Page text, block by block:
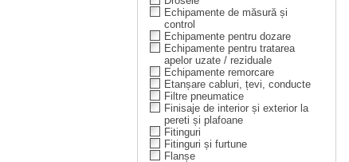
Echipamente de măsură și
control
Echipamente pentru dozare
Echipamente pentru tratarea
apelor uzate / reziduale
Echipamente remorcare
Etanșare cabluri, țevi, conducte
Filtre pneumatice
Finisaje de interior și exterior la
pereti și plafoane
Fitinguri
Fitinguri și furtune
Flanșe